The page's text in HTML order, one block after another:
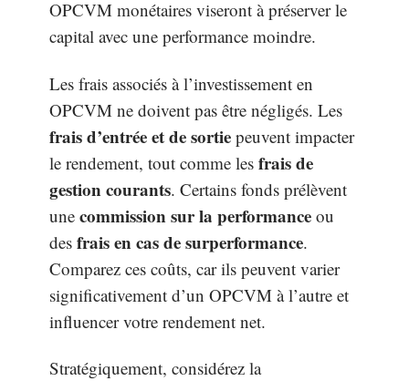
OPCVM monétaires viseront à préserver le
capital avec une performance moindre.
Les frais associés à l’investissement en
OPCVM ne doivent pas être négligés. Les
frais d’entrée et de sortie peuvent impacter
le rendement, tout comme les frais de
gestion courants. Certains fonds prélèvent
une commission sur la performance ou
des frais en cas de surperformance.
Comparez ces coûts, car ils peuvent varier
significativement d’un OPCVM à l’autre et
influencer votre rendement net.
Stratégiquement, considérez la